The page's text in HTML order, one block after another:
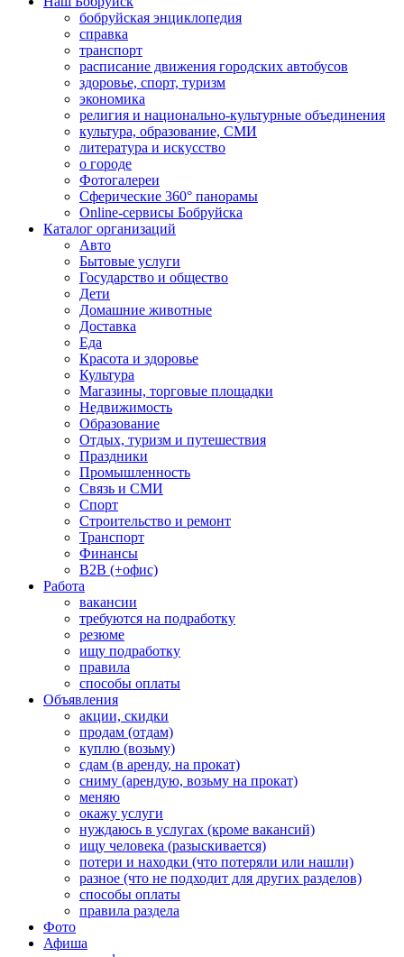
бобруйская энциклопедия
справка
транспорт
расписание движения городских автобусов
здоровье, спорт, туризм
экономика
религия и национально-культурные объединения
культура, образование, СМИ
литература и искусство
о городе
Фотогалереи
Сферические 360° панорамы
Online-сервисы Бобруйска
Каталог организаций
Авто
Бытовые услуги
Государство и общество
Дети
Домашние животные
Доставка
Еда
Красота и здоровье
Культура
Магазины, торговые площадки
Недвижимость
Образование
Отдых, туризм и путешествия
Праздники
Промышленность
Связь и СМИ
Спорт
Строительство и ремонт
Транспорт
Финансы
B2B (+офис)
Работа
вакансии
требуются на подработку
резюме
ищу подработку
правила
способы оплаты
Объявления
акции, скидки
продам (отдам)
куплю (возьму)
сдам (в аренду, на прокат)
сниму (арендую, возьму на прокат)
меняю
окажу услуги
нуждаюсь в услугах (кроме вакансий)
ищу человека (разыскивается)
потери и находки (что потеряли или нашли)
разное (что не подходит для других разделов)
способы оплаты
правила раздела
Фото
Афиша